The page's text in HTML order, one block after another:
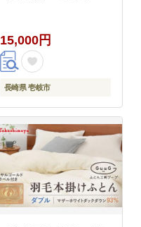
15,000円
長崎県 壱岐市